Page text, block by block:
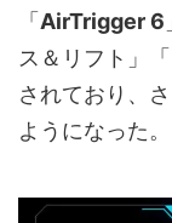
「 AirTrigger 6
ス＆リフト」
されており、
ようになった。